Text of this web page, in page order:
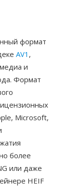
формат
AV1 ,
и
Формат
Microsoft,
более
или даже
HEIF